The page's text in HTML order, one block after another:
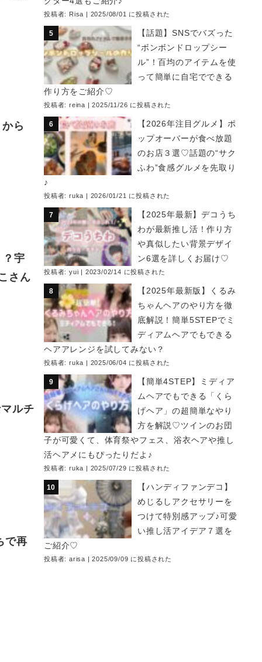
ら
？宇
さん
ルチ
で再
投稿者: Risa 2025/08/01 に投稿された
【話題】SNSでバズった
“ボンボンドロップシー
ル”！百均のアイテムを使
って簡単に自宅でできる
作り方をご紹介♡
投稿者: reina |2025/11/26 に投稿された
【2026年注目グルメ】ポ
ップオーバーが食べ放題
のお店３選♡話題の“サク
ふわ”食感グルメを先取り
♪
投稿者: ruka 2026/01/21 に投稿された
【2025年最新】デコうち
わが最新推し活！作り方
や真似したい背景デザイ
ン6選を詳しくお届け♡
投稿者: yui 2023/02/14 に投稿された
【2025年最新版】くるみ
ちゃんヘアのやり方を徹
底解説！簡単5STEPでミ
ディアムヘアでもできる
ヘアアレンジを試してみない？
投稿者: ruka 2025/06/04 に投稿された
【簡単4STEP】ミディア
ムヘアでもできる「くら
げヘア」の超簡単なやり
方を解説♡ツインのお団
子が可愛くて、体育祭やフェス、浴衣ヘアや推し
活ヘアメにもぴったりだよ♪
投稿者: ruka 2025/07/29 に投稿された
【ハンディファンデコ】
めじるしアクセサリーを
つけて特別感アップ♪可愛
い推し活アイデア７選を
ご紹介♡
投稿者: arisa |2025/09/09 に投稿された